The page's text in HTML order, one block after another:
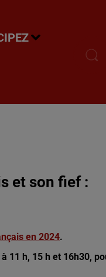
et son fief :
en 2024.
à 11 h, 15 h et 16h30,